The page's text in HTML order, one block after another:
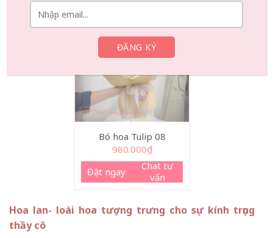
Bó hoa Tulip 08
980.000₫
Đặt ngay
Chat tư
vấn
Hoa lan- loài hoa tượng trưng cho sự kính trọng
thầy cô